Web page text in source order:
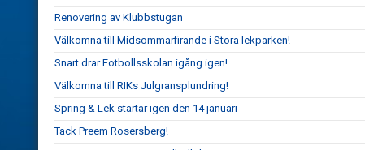
Renovering av Klubbstugan
Välkomna till Midsommarfirande i Stora lekparken!
Snart drar Fotbollsskolan igång igen!
Välkomna till RIKs Julgransplundring!
Spring & Lek startar igen den 14 januari
Tack Preem Rosersberg!